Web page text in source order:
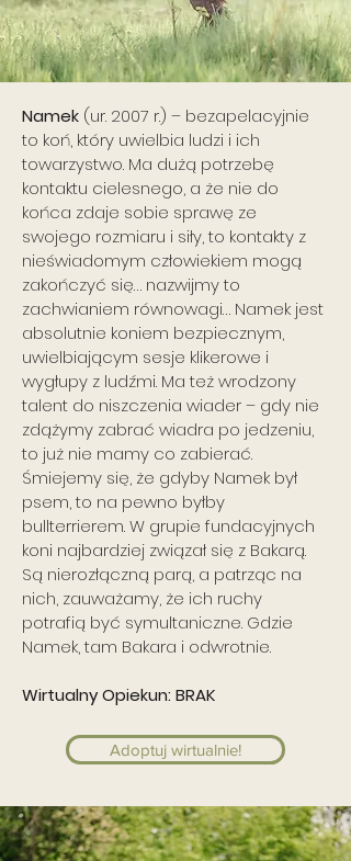
Namek (ur. 2007 r.) – bezapelacyjnie
to koń, który uwielbia ludzi i ich
towarzystwo. Ma dużą potrzebę
kontaktu cielesnego, a że nie do
końca zdaje sobie sprawę ze
swojego rozmiaru i siły, to kontakty z
nieświadomym człowiekiem mogą
zakończyć się… nazwijmy to
zachwianiem równowagi… Namek jest
absolutnie koniem bezpiecznym,
uwielbiającym sesje klikerowe i
wygłupy z ludźmi. Ma też wrodzony
talent do niszczenia wiader – gdy nie
zdążymy zabrać wiadra po jedzeniu,
to już nie mamy co zabierać.
Śmiejemy się, że gdyby Namek był
psem, to na pewno byłby
bullterrierem. W grupie fundacyjnych
koni najbardziej związał się z Bakarą.
Są nierozłączną parą, a patrząc na
nich, zauważamy, że ich ruchy
potrafią być symultaniczne. Gdzie
Namek, tam Bakara i odwrotnie.
Wirtualny Opiekun: BRAK
Adoptuj wirtualnie!